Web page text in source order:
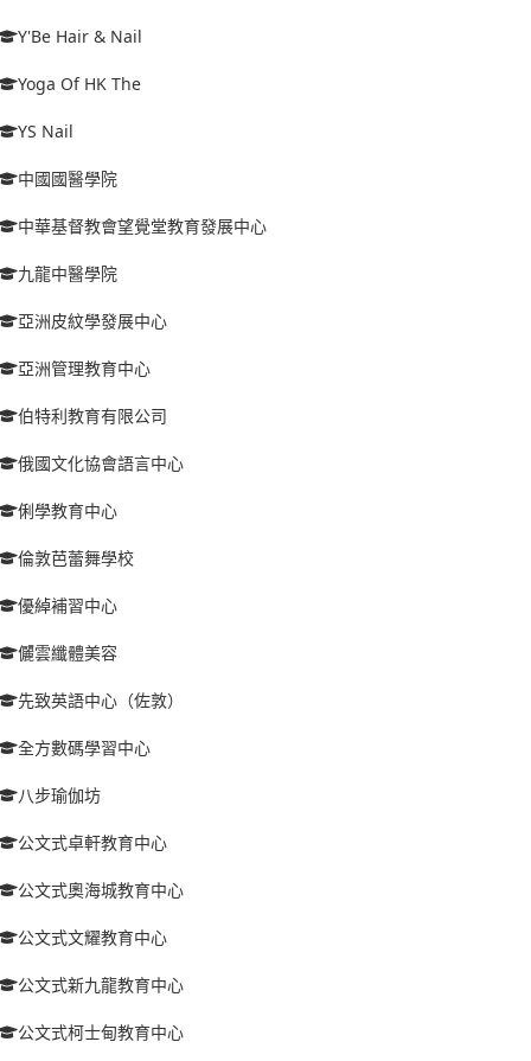
Y'Be Hair & Nail
Yoga Of HK The
YS Nail
中國國醫學院
中華基督教會望覺堂教育發展中心
九龍中醫學院
亞洲皮紋學發展中心
亞洲管理教育中心
伯特利教育有限公司
俄國文化協會語言中心
俐學教育中心
倫敦芭蕾舞學校
優綽補習中心
儷雲纖體美容
先致英語中心（佐敦）
全方數碼學習中心
八步瑜伽坊
公文式卓軒教育中心
公文式奧海城教育中心
公文式文耀教育中心
公文式新九龍教育中心
公文式柯士甸教育中心